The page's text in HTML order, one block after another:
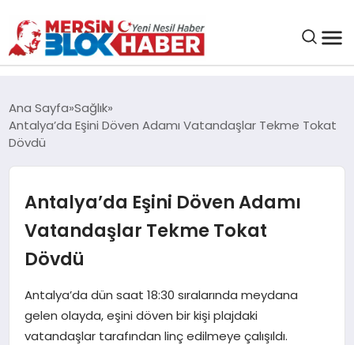
SAĞLIK
EĞITIM
SANAT
Ana Sayfa Sağlık
Antalya’da Eşini Döven Adamı Vatandaşlar Tekme Tokat
Dövdü
Antalya’da Eşini Döven Adamı
Vatandaşlar Tekme Tokat
Dövdü
Antalya’da dün saat 18:30 sıralarında meydana
gelen olayda, eşini döven bir kişi plajdaki
vatandaşlar tarafından linç edilmeye çalışıldı.